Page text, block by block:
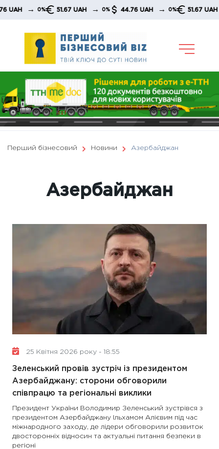
Skip
51.67 UAH → 0% 44.76 UAH → 0% 51.67 UAH → 0%
Перший бізнесовий Новини Азербайджан
Азербайджан
25 Квітня 2026 року - 18:55
Зеленський провів зустріч із президентом
Азербайджану: сторони обговорили
співпрацю та регіональні виклики
Президент України Володимир Зеленський зустрівся з
президентом Азербайджану Ільхамом Алієвим під час
міжнародного заходу, де лідери обговорили розвиток
двосторонніх відносин та актуальні питання безпеки в
регіоні